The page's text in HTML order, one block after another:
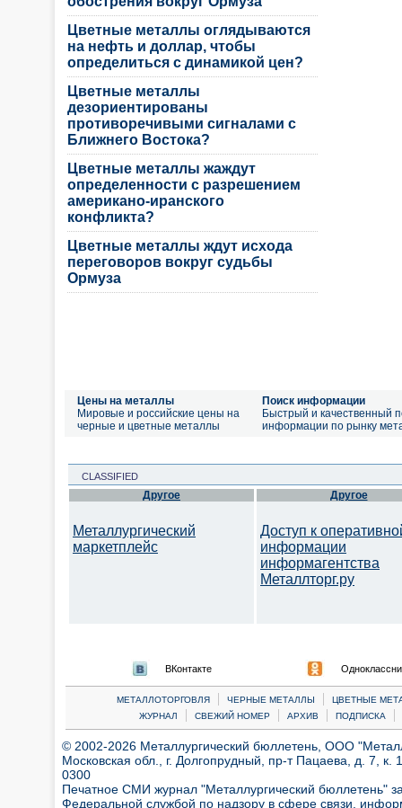
Цветные металлы оглядываются
на нефть и доллар, чтобы
определиться с динамикой цен?
Цветные металлы
дезориентированы
противоречивыми сигналами с
Ближнего Востока?
Цветные металлы жаждут
определенности с разрешением
американо-иранского
конфликта?
Цветные металлы ждут исхода
переговоров вокруг судьбы
Ормуза
Цены на металлы
Мировые и российские цены на
черные и цветные металлы
Поиск информации
Быстрый и качественный
информации по рынку
CLASSIFIED
Другое
Металлургический
маркетплейс
Другое
Доступ к
информации
информагентства
Металлторг.ру
ВКонтакте
МЕТАЛЛОТОРГОВЛЯ | ЧЕРНЫЕ МЕТАЛЛЫ |
ЦВЕТНЫЕ
ЖУРНАЛ
| СВЕЖИЙ НОМЕР | АРХИВ | ПОДПИСКА |
© 2002-2026 Металлургический бюллетень, ООО
Московская обл., г. Долгопрудный, пр-т Пацаева, д. 7,
0300
Печатное СМИ журнал "Металлургический бюллетень"
Федеральной службой по надзору в сфере связи,